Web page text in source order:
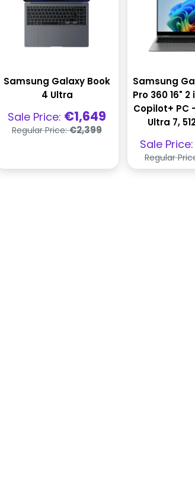
Samsung Galaxy Book
4 Ultra
Praghas
díola
Sale Price: €1,649
Praghas
rialta
Regular Price:€2,399
Samsung
Pro 360 16"
Copilot+ PC
Ultra 7,
Praghas
díola
Sale Price:
Regular